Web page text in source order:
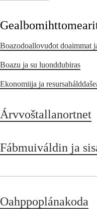
Boazodoallovuđot doaimmat
Boazu ja su luonddubiras
Ekonomiija ja
Árvvoštallanortnet
Fábmuiváldin ja
Oahppoplánakoda